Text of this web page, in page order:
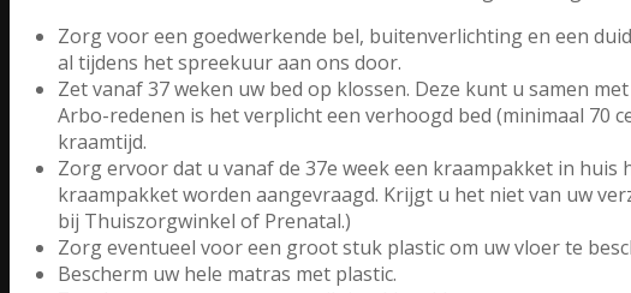
Zorg voor een goedwerkende bel, buitenverlichting en een
al tijdens het spreekuur aan ons door.
Zet vanaf 37 weken uw bed op klossen. Deze kunt u samen
Arbo-redenen is het verplicht een verhoogd bed (minimaal 70
kraamtijd.
Zorg ervoor dat u vanaf de 37e week een kraampakket in
kraampakket worden aangevraagd. Krijgt u het niet van uw
bij Thuiszorgwinkel of Prenatal.)
Zorg eventueel voor een groot stuk plastic om uw vloer te
Bescherm uw hele matras met plastic.